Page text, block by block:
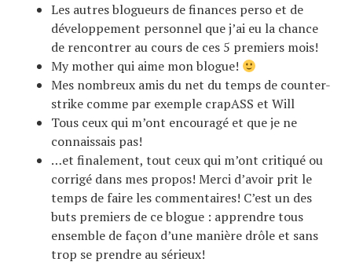
Les autres blogueurs de finances perso et de
développement personnel que j’ai eu la chance
de rencontrer au cours de ces 5 premiers mois!
My mother qui aime mon blogue!
Mes nombreux amis du net du temps de counter-
strike comme par exemple crapASS et Will
Tous ceux qui m’ont encouragé et que je ne
connaissais pas!
…et finalement, tout ceux qui m’ont critiqué ou
corrigé dans mes propos! Merci d’avoir prit le
temps de faire les commentaires! C’est un des
buts premiers de ce blogue : apprendre tous
ensemble de façon d’une manière drôle et sans
trop se prendre au sérieux!